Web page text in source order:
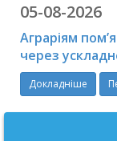
МОЗ
05-08-2026
Аграріям
через
Докладніше